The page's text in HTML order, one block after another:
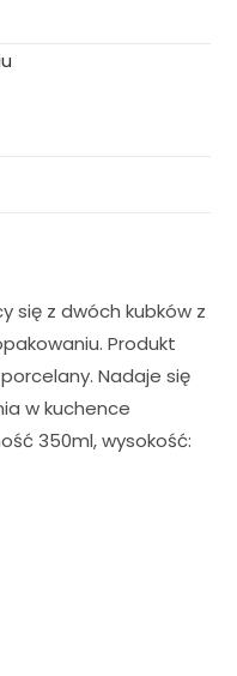
się z dwóch kubków z
Produkt
Nadaje się
w kuchence
350ml, wysokość: